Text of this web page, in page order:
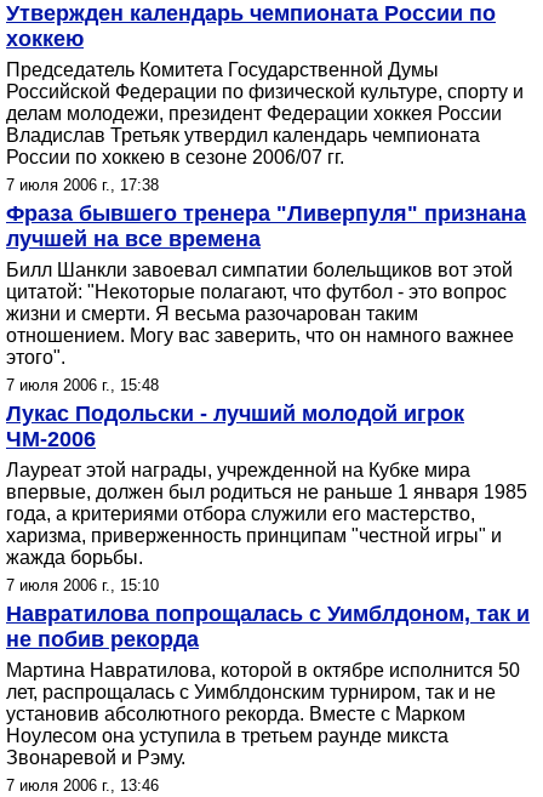
Утвержден календарь чемпионата России по
хоккею
Председатель Комитета Государственной Думы
Российской Федерации по физической культуре, спорту и
делам молодежи, президент Федерации хоккея России
Владислав Третьяк утвердил календарь чемпионата
России по хоккею в сезоне 2006/07 гг.
7 июля 2006 г., 17:38
Фраза бывшего тренера "Ливерпуля" признана
лучшей на все времена
Билл Шанкли завоевал симпатии болельщиков вот этой
цитатой: "Некоторые полагают, что футбол - это вопрос
жизни и смерти. Я весьма разочарован таким
отношением. Могу вас заверить, что он намного важнее
этого".
7 июля 2006 г., 15:48
Лукас Подольски - лучший молодой игрок
ЧМ-2006
Лауреат этой награды, учрежденной на Кубке мира
впервые, должен был родиться не раньше 1 января 1985
года, а критериями отбора служили его мастерство,
харизма, приверженность принципам "честной игры" и
жажда борьбы.
7 июля 2006 г., 15:10
Навратилова попрощалась с Уимблдоном, так и
не побив рекорда
Мартина Навратилова, которой в октябре исполнится 50
лет, распрощалась с Уимблдонским турниром, так и не
установив абсолютного рекорда. Вместе с Марком
Ноулесом она уступила в третьем раунде микста
Звонаревой и Рэму.
7 июля 2006 г., 13:46